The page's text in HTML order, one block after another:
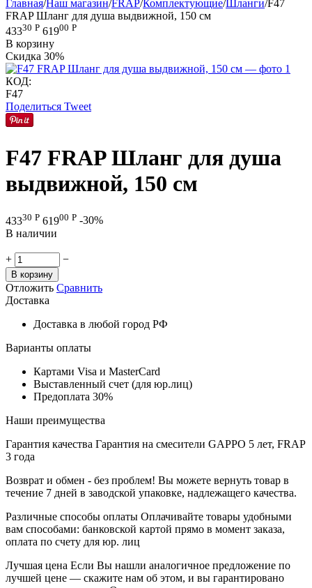
Главная/Наш магазин/FRAP/Комплектующие/Шланги/F47
FRAP Шланг для душа выдвижной, 150 см
43330 Р 61900 Р
В корзину
Скидка 30%
КОД:
F47
Поделиться Tweet
F47 FRAP Шланг для душа
выдвижной, 150 см
43330 Р 61900 Р -30%
В наличии
+ −
В корзину
Отложить Сравнить
Доставка
Доставка в любой город РФ
Варианты оплаты
Картами Visa и MasterCard
Выставленный счет (для юр.лиц)
Предоплата 30%
Наши преимущества
Гарантия качества Гарантия на смесители GAPPO 5 лет, FRAP
3 года
Возврат и обмен - без проблем! Вы можете вернуть товар в
течение 7 дней в заводской упаковке, надлежащего качества.
Различные способы оплаты Оплачивайте товары удобными
вам способами: банковской картой прямо в момент заказа,
оплата по счету для юр. лиц
Лучшая цена Если Вы нашли аналогичное предложение по
лучшей цене — скажите нам об этом, и вы гарантировано